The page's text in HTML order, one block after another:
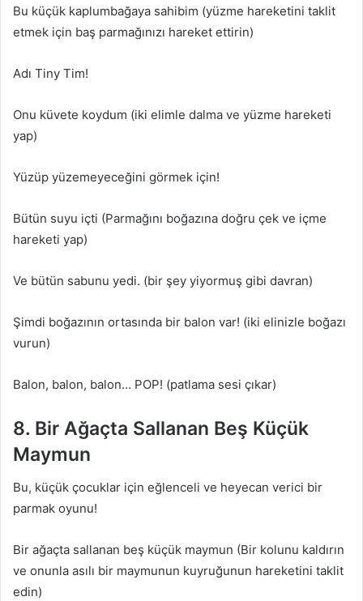
Bu küçük kaplumbağaya sahibim (yüzme hareketini taklit
etmek için baş parmağınızı hareket ettirin)
Adı Tiny Tim!
Onu küvete koydum (iki elimle dalma ve yüzme hareketi
yap)
Yüzüp yüzemeyeceğini görmek için!
Bütün suyu içti (Parmağını boğazına doğru çek ve içme
hareketi yap)
Ve bütün sabunu yedi. (bir şey yiyormuş gibi davran)
Şimdi boğazının ortasında bir balon var! (iki elinizle boğazı
vurun)
Balon, balon, balon… POP! (patlama sesi çıkar)
8. Bir Ağaçta Sallanan Beş Küçük
Maymun
Bu, küçük çocuklar için eğlenceli ve heyecan verici bir
parmak oyunu!
Bir ağaçta sallanan beş küçük maymun (Bir kolunu kaldırın
ve onunla asılı bir maymunun kuyruğunun hareketini taklit
edin)